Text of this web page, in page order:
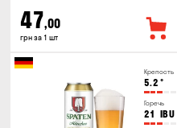
47,00
грн за 1 шт
Крепость
5.2 °
Горечь
21 IBU